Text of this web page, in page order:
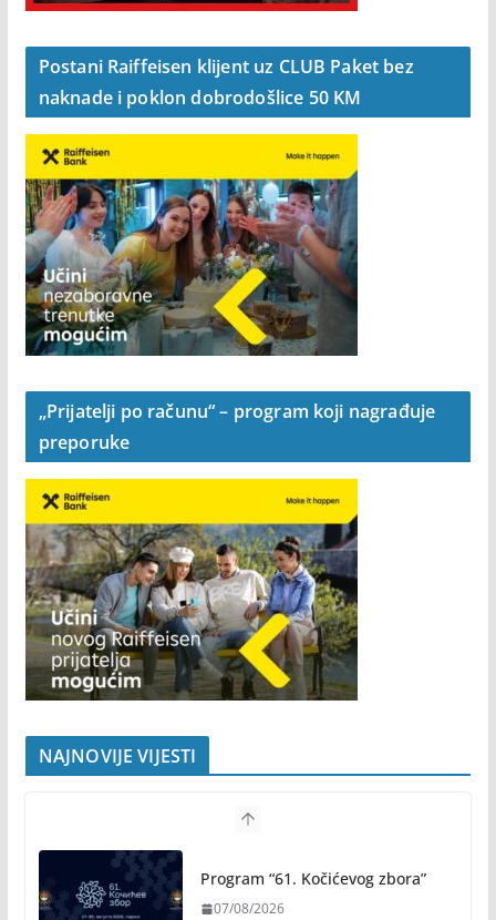
Postani Raiffeisen klijent uz CLUB Paket bez
naknade i poklon dobrodošlice 50 KM
„Prijatelji po računu“ – program koji nagrađuje
preporuke
NAJNOVIJE VIJESTI
Program “61. Kočićevog zbora”
07/08/2026